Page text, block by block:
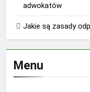
adwokatów
Jakie są zasady
Menu